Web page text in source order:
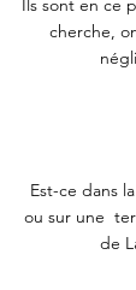
Ils sont en ce
cherche,
Est-ce dans
ou sur une
de